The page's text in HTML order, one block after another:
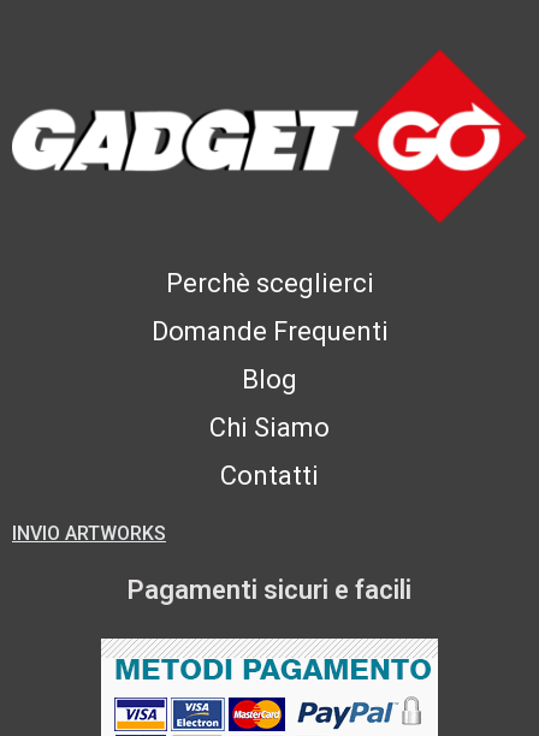
Perchè sceglierci
Domande Frequenti
Blog
Chi Siamo
Contatti
INVIO ARTWORKS
Pagamenti sicuri e facili